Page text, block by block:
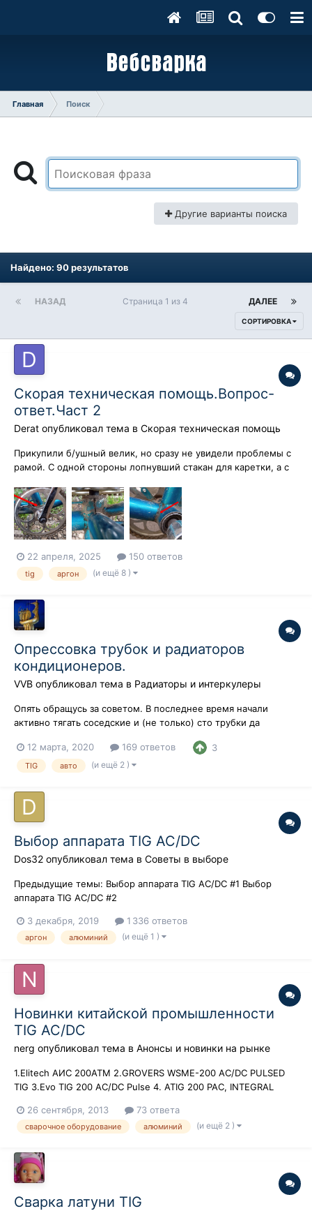
Главная Поиск
Другие варианты поиска
Найдено: 90 результатов
НАЗАД ДАЛЕЕ
Страница 1 из 4
СОРТИРОВКА
Скорая техническая помощь.Вопрос-
ответ.Част 2
Derat опубликовал тема в Скорая техническая помощь
Прикупили б/ушный велик, но сразу не увидели проблемы с
рамой. С одной стороны лопнувший стакан для каретки, а с
опыта в сварке практически нет - немного варил
некритичные конструкции из проф. труб чем попало (первые
п...
22 апреля, 2025 150 ответов
tig аргон (и ещё 8 )
Опрессовка трубок и радиаторов
кондиционеров.
VVB опубликовал тема в Радиаторы и интеркулеры
Опять обращусь за советом. В последнее время начали
активно тягать соседские и (не только) сто трубки да
девайсом, спасибо websvarka
http://i.piccy.info/i9/90893ec307cb01c9ba3dcd5aceab8b3f/1584
12 марта, 2020 169 ответов 3
TIG авто (и ещё 2 )
Выбор аппарата TIG AC/DC
Dos32 опубликовал тема в Советы в выборе
Предыдущие темы: Выбор аппарата TIG АС/DС #1 Выбор
аппарата TIG AC/DC #2
Привет всем, новенький я тут. Вопросик такой, работал
только полуавтоматом и электродом, но в ближайшее
3 декабря, 2019 1 336 ответов
аргон алюминий (и ещё 1 )
Новинки китайской промышленности
TIG AC/DC
nerg опубликовал тема в Анонсы и новинки на рынке
1.Elitech АИС 200АТМ 2.GROVERS WSME-200 AC/DC PULSED
TIG 3.Evo TIG 200 AC/DC Pulse 4. ATIG 200 PAC, INTEGRAL
26 сентября, 2013 73 ответа
сварочное оборудование алюминий (и ещё 2 )
Сварка латуни TIG